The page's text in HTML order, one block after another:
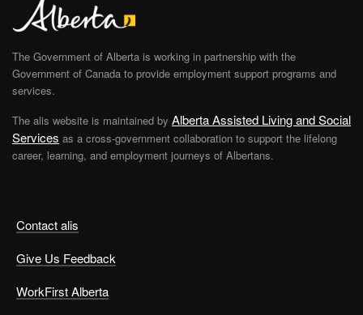
Contact alis
Give Us Feedback
WorkFirst Alberta
The Government of Alberta is working in partnership with the
Government of Canada to provide employment support programs and
services.
The alis website is maintained by Alberta Assisted Living and Social
Services as a cross-government collaboration to support the lifelong
career, learning, and employment journeys of Albertans.